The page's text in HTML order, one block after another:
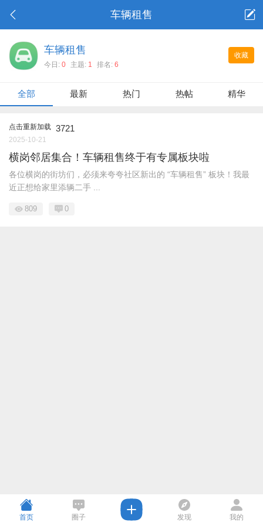
车辆租售
收藏
车辆租售
今日: 0 主题: 1 排名: 6
全部 最新 热门 热帖 精华
点击重新加载 3721
2025-10-21
横岗邻居集合！车辆租售终于有专属板块啦
各位横岗的街坊们，必须来夸夸社区新出的 “车辆租售” 板块！我最
近正想给家里添辆二手 ...
809 0
首页 圈子 发现 我的